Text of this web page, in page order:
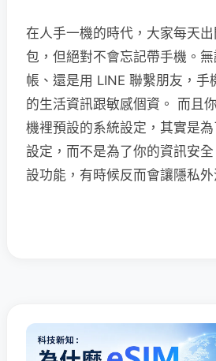
在人手一機的時代，大家每天
包，但絕對不會忘記帶手機。
帳、還是用 LINE 聯繫朋友，手
的生活資訊跟敏感個資。 而且
機裡預設的系統設定，其實是
設定，而不是為了你的資訊安
設功能，有時候反而會讓隱私外